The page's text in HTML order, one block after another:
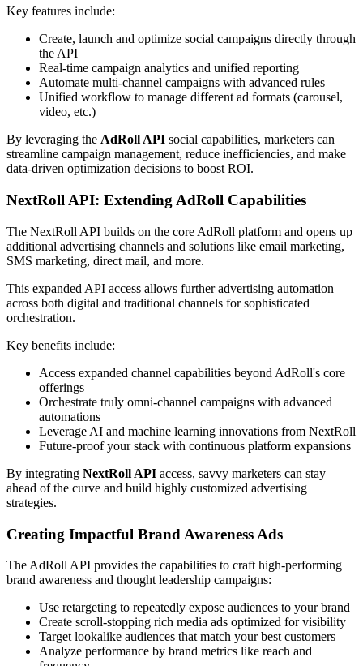
Key features include:
Create, launch and optimize social campaigns directly through
the API
Real-time campaign analytics and unified reporting
Automate multi-channel campaigns with advanced rules
Unified workflow to manage different ad formats (carousel,
video, etc.)
By leveraging the AdRoll API social capabilities, marketers can
streamline campaign management, reduce inefficiencies, and make
data-driven optimization decisions to boost ROI.
NextRoll API: Extending AdRoll Capabilities
The NextRoll API builds on the core AdRoll platform and opens up
additional advertising channels and solutions like email marketing,
SMS marketing, direct mail, and more.
This expanded API access allows further advertising automation
across both digital and traditional channels for sophisticated
orchestration.
Key benefits include:
Access expanded channel capabilities beyond AdRoll's core
offerings
Orchestrate truly omni-channel campaigns with advanced
automations
Leverage AI and machine learning innovations from NextRoll
Future-proof your stack with continuous platform expansions
By integrating NextRoll API access, savvy marketers can stay
ahead of the curve and build highly customized advertising
strategies.
Creating Impactful Brand Awareness Ads
The AdRoll API provides the capabilities to craft high-performing
brand awareness and thought leadership campaigns:
Use retargeting to repeatedly expose audiences to your brand
Create scroll-stopping rich media ads optimized for visibility
Target lookalike audiences that match your best customers
Analyze performance by brand metrics like reach and